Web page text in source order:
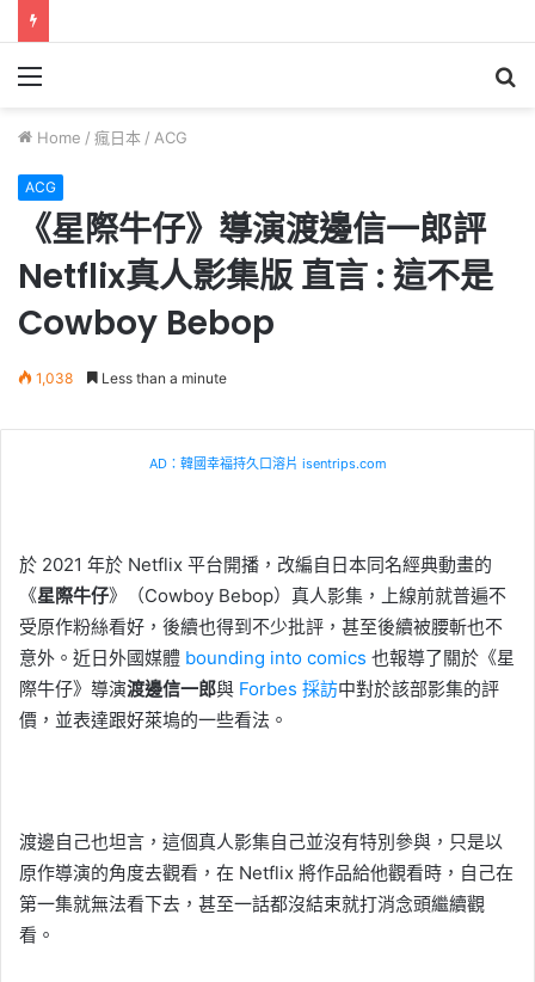
Home / 瘋日本 / ACG
ACG
《星際牛仔》導演渡邊信一郎評
Netflix真人影集版 直言 : 這不是
Cowboy Bebop
1,038 Less than a minute
AD：韓國幸福持久口溶片 isentrips.com
於 2021 年於 Netflix 平台開播，改編自日本同名經典動畫的
《星際牛仔》（Cowboy Bebop）真人影集，上線前就普遍不
受原作粉絲看好，後續也得到不少批評，甚至後續被腰斬也不
意外。近日外國媒體 bounding into comics 也報導了關於《星
際牛仔》導演渡邊信一郎與 Forbes 採訪中對於該部影集的評
價，並表達跟好萊塢的一些看法。
渡邊自己也坦言，這個真人影集自己並沒有特別參與，只是以
原作導演的角度去觀看，在 Netflix 將作品給他觀看時，自己在
第一集就無法看下去，甚至一話都沒結束就打消念頭繼續觀
看。